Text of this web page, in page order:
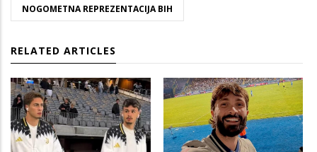
NOGOMETNA REPREZENTACIJA BIH
RELATED ARTICLES